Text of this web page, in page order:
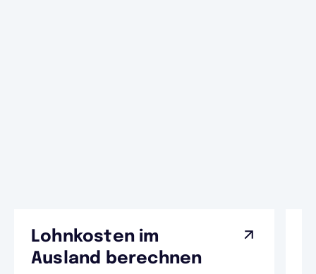
Lohnkosten im
Ausland berechnen